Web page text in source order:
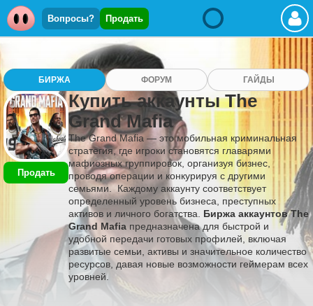
Вопросы? Продать
БИРЖА ФОРУМ ГАЙДЫ
Продать
Купить аккаунты The
Grand Mafia
The Grand Mafia — это мобильная криминальная
стратегия, где игроки становятся главарями
мафиозных группировок, организуя бизнес,
проводя операции и конкурируя с другими
семьями. Каждому аккаунту соответствует
определенный уровень бизнеса, преступных
активов и личного богатства. Биржа аккаунтов The
Grand Mafia предназначена для быстрой и
удобной передачи готовых профилей, включая
развитые семьи, активы и значительное количество
ресурсов, давая новые возможности геймерам всех
уровней.